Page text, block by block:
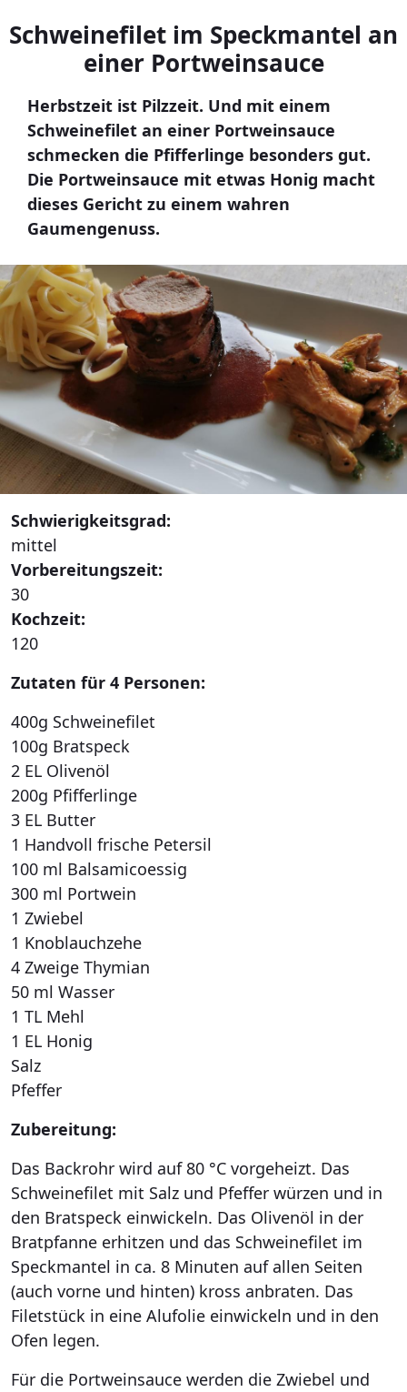
Schweinefilet im Speckmantel an
einer Portweinsauce
Herbstzeit ist Pilzzeit. Und mit einem
Schweinefilet an einer Portweinsauce
schmecken die Pfifferlinge besonders gut.
Die Portweinsauce mit etwas Honig macht
dieses Gericht zu einem wahren
Gaumengenuss.
Schwierigkeitsgrad:
mittel
Vorbereitungszeit:
30
Kochzeit:
120
Zutaten für 4 Personen:
400g Schweinefilet
100g Bratspeck
2 EL Olivenöl
200g Pfifferlinge
3 EL Butter
1 Handvoll frische Petersil
100 ml Balsamicoessig
300 ml Portwein
1 Zwiebel
1 Knoblauchzehe
4 Zweige Thymian
50 ml Wasser
1 TL Mehl
1 EL Honig
Salz
Pfeffer
Zubereitung:
Das Backrohr wird auf 80 °C vorgeheizt. Das
Schweinefilet mit Salz und Pfeffer würzen und in
den Bratspeck einwickeln. Das Olivenöl in der
Bratpfanne erhitzen und das Schweinefilet im
Speckmantel in ca. 8 Minuten auf allen Seiten
(auch vorne und hinten) kross anbraten. Das
Filetstück in eine Alufolie einwickeln und in den
Ofen legen.
Für die Portweinsauce werden die Zwiebel und